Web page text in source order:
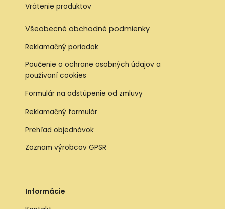
Vrátenie produktov
Všeobecné obchodné podmienky
Reklamačný poriadok
Poučenie o ochrane osobných údajov a
používaní cookies
Formulár na odstúpenie od zmluvy
Reklamačný formulár
Prehľad objednávok
Zoznam výrobcov GPSR
Informácie